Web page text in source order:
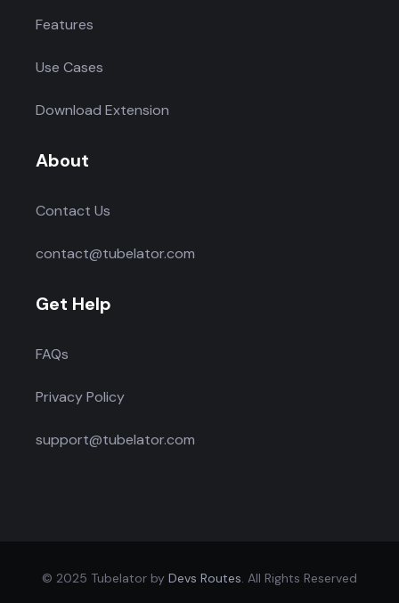
Features
Use Cases
Download Extension
About
Contact Us
contact@tubelator.com
Get Help
FAQs
Privacy Policy
support@tubelator.com
© 2025 Tubelator by Devs Routes . All Rights Reserved